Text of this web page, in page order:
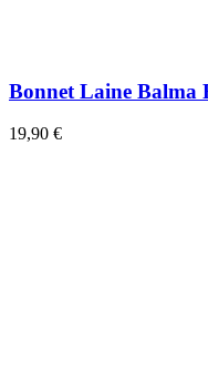
Bonnet Laine Balma
19,90 €